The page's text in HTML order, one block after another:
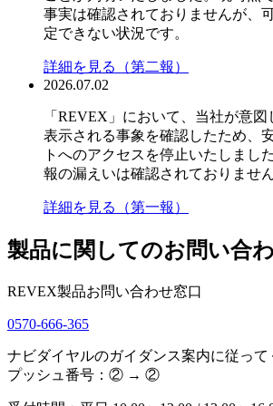
事実は確認されておりませんが、
定できない状況です。
詳細を見る（第二報）
2026.07.02
「REVEX」において、当社が意
表示される事象を確認したため、
トへのアクセスを停止いたしまし
報の漏えいは確認されておりません
詳細を見る（第一報）
製品に関してのお問い合
REVEX製品お問い合わせ窓口
0570-666-365
ナビダイヤルのガイダンス案内に従って
プッシュ番号：② → ②